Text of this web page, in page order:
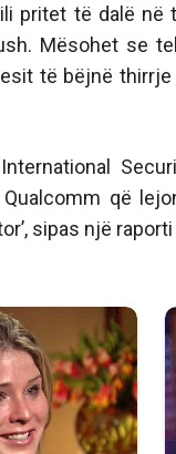
pritet të dalë
Mësohet se
të bëjnë
Qualcomm që
sipas një